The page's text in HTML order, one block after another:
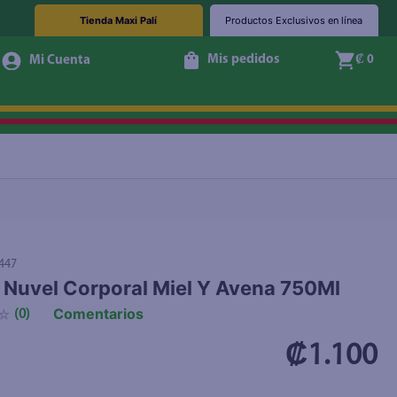
Tienda Maxi Palí Productos Exclusivos en línea
Mis pedidos ₡ 0
Nuvel Corporal Miel Y Avena 750Ml
☆ (0) Comentarios
₡1.100